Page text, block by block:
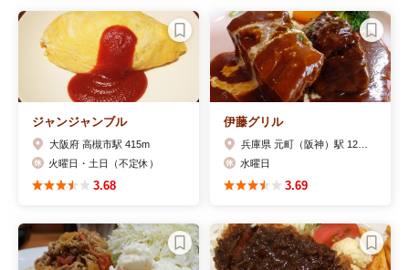
ジャンジャンブル
大阪府 高槻市駅 415m
火曜日・土日（不定休）
3.68
伊藤グリル
水曜日
3.69